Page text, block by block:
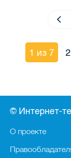
1 из 7 2
© Интернет-
О проекте